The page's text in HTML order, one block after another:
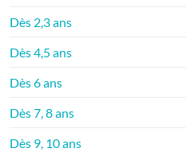
Dès 2,3 ans
Dès 4,5 ans
Dès 6 ans
Dès 7, 8 ans
Dès 9, 10 ans